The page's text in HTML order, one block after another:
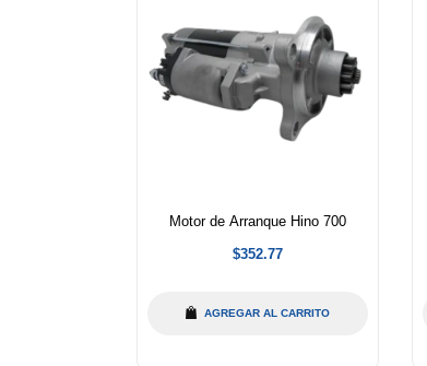
Motor de Arranque Hino 700
Precio
$352.77
AGREGAR AL CARRITO